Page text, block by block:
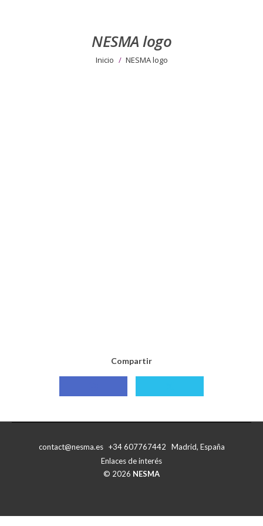
NESMA logo
Estás aquí:
Inicio NESMA logo
Compartir
Compartir
Compartir
contact@nesma.es +34 607767442 Madrid, España
Enlaces de interés
© 2026 NESMA